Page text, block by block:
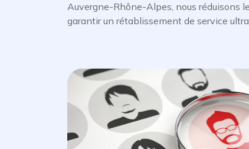
Auvergne-Rhône-Alpes, nous réduisons
garantir un rétablissement de service